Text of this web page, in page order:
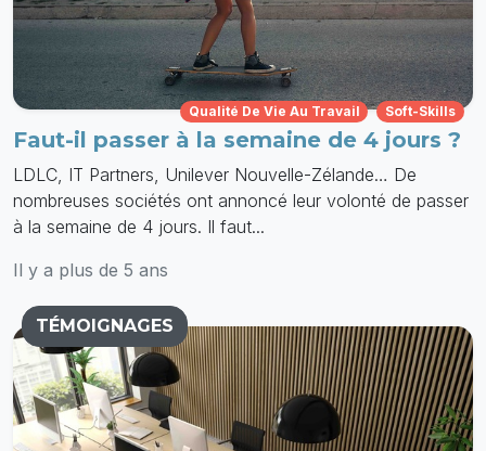
Qualité De Vie Au Travail Soft-Skills
Faut-il passer à la semaine de 4 jours ?
LDLC, IT Partners, Unilever Nouvelle-Zélande… De
nombreuses sociétés ont annoncé leur volonté de passer
à la semaine de 4 jours. Il faut...
Il y a plus de 5 ans
TÉMOIGNAGES